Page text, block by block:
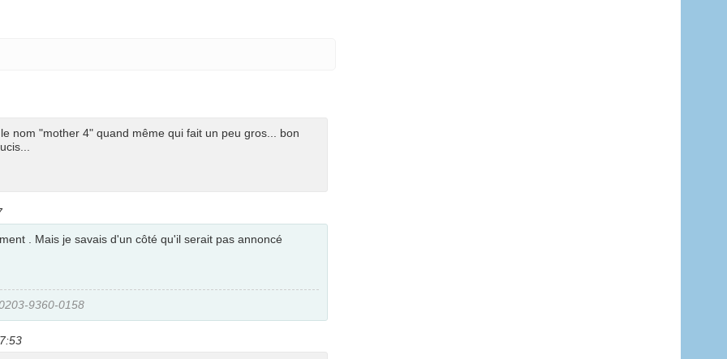
nom "mother 4" quand même qui fait un peu gros... bon
. Mais je savais d'un côté qu'il serait pas annoncé
9360-0158